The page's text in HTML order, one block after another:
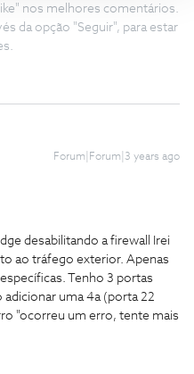
nos melhores comentários.
da opção "Seguir", para estar
Forum|Forum|3 years ago
desabilitando a firewall Irei
ao tráfego exterior. Apenas
Tenho 3 portas
adicionar uma 4a (porta 22
"ocorreu um erro, tente mais